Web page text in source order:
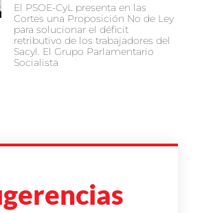
El PSOE-CyL presenta en las
Cortes una Proposición No de Ley
para solucionar el déficit
retributivo de los trabajadores del
Sacyl. El Grupo Parlamentario
Socialista